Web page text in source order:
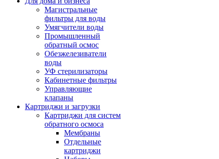
Магистральные
фильтры для воды
Умягчители воды
Промышленный
обратный осмос
Обезжелезиватели
воды
УФ стерилизаторы
Кабинетные фильтры
Управляющие
клапаны
Картриджи и загрузки
Картриджи для систем
обратного осмоса
Мембраны
Отдельные
картриджи